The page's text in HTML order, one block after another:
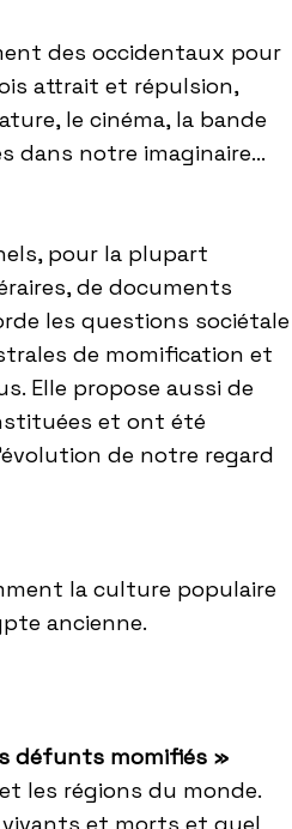
des occidentaux pour
attrait et répulsion,
le cinéma, la bande
dans notre imaginaire…
pour la plupart
de documents
les questions sociétale
de momification et
Elle propose aussi de
et ont été
de notre regard
la culture populaire
ancienne.
défunts momifiés »
les régions du monde.